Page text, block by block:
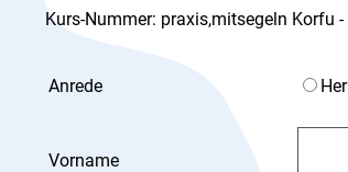
Kurs-Nummer: praxis,mitsegeln Korfu
Anrede
Vorname